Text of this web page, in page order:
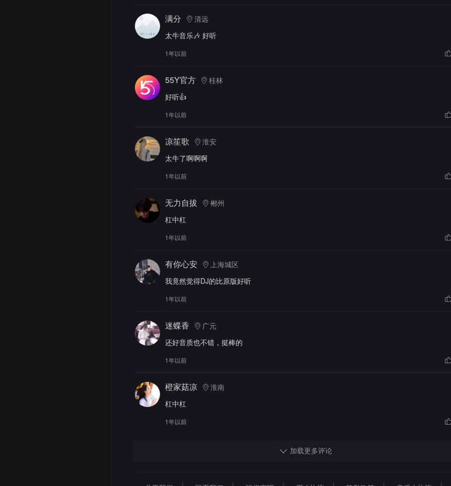
满分
清远
太牛音乐🎶 好听
1年以前
55Y官方
桂林
好听👍
1年以前
凉笙歌
淮安
太牛了啊啊啊
1年以前
无力自拔
郴州
杠中杠
1年以前
有你心安
上海城区
我竟然觉得DJ的比原版好听
1年以前
迷蝶香
广元
还好音质也不错，挺棒的
1年以前
橙家菇凉
淮南
杠中杠
1年以前
加载更多评论